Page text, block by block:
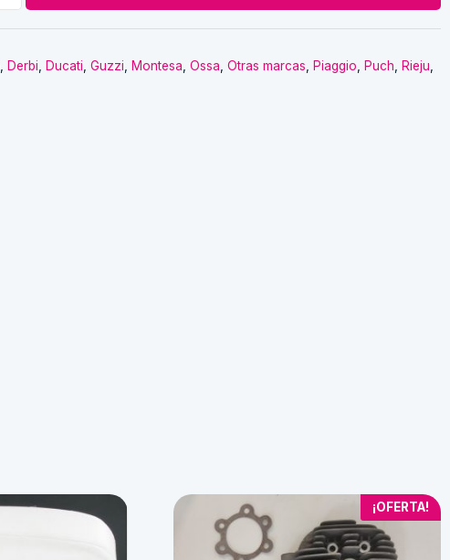
Derbi Ducati Guzzi Montesa Ossa Otras marcas Piaggio Puch Rieju
¡OFERTA!